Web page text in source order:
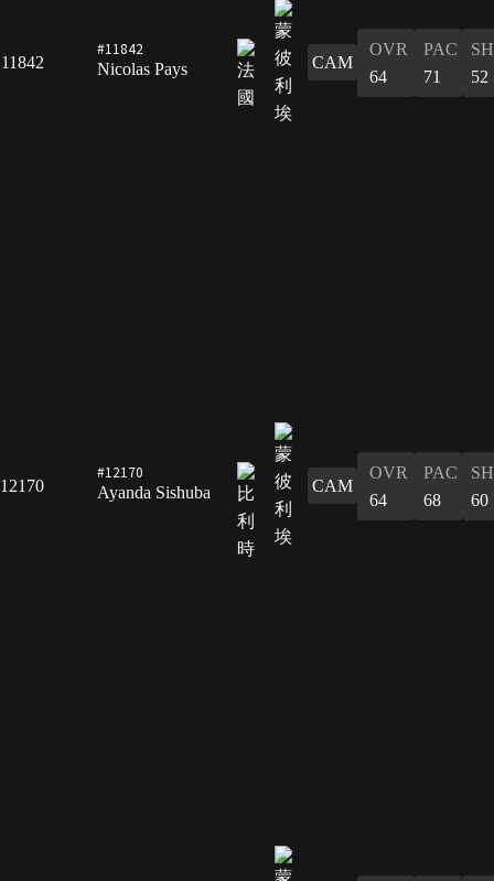
11842
#11842
Nicolas Pays
CAM
OVR
64
PAC
71
52
12170
#12170
Ayanda Sishuba
CAM
OVR
64
PAC
68
60